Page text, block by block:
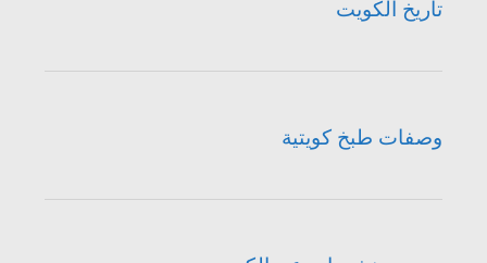
تاريخ الكويت
وصفات طبخ كويتية